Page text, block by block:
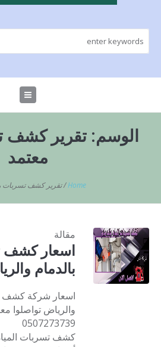
الوسم: تقرير كشف
معتمد
Home
/تقرير كشف تسربات
مقالة
اسعار كشف
بالدمام
اسعار شركة كشف
والرياض تواصلوا
كشف تسربات